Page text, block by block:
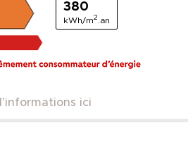
380
kWh/m2 .an
ici